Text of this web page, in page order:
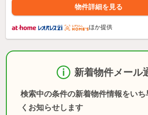
物件詳細を見る
ほか提供
新着物件メール
検索中の条件の新着物件情報をいち
くお知らせします